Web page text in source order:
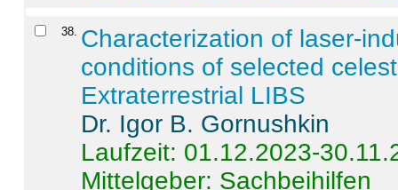
38. Characterization of laser-
conditions of selected
Extraterrestrial LIBS
Dr. Igor B. Gornushkin
Laufzeit: 01.12.2023-
Mittelgeber: Sachbeihilfen